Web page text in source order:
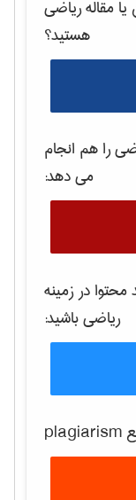
مقالهرياضی
هستید؟
را هم انجام
می دهد:
در زمینه
رياضیباشید: